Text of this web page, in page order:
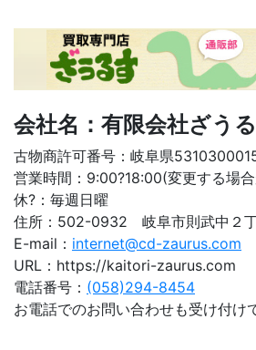
会社名：有限会社ざう
古物商許可番号：岐阜県
営業時間：9:00?18:00(変更する場合
休?：毎週日曜
住所：502-0932 岐阜市則武中２丁
E-mail： internet@cd-zaurus.com
URL：https://kaitori-zaurus.com
電話番号： (058)294-8454
お電話でのお問い合わせも受け付け